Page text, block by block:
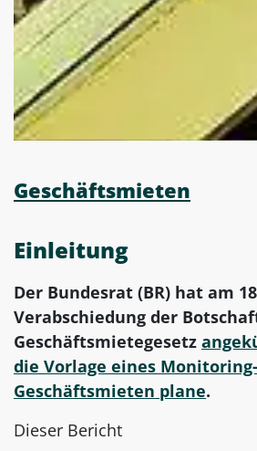
Geschäftsmieten
Einleitung
Der Bundesrat (BR) hat am
Verabschiedung der
Geschäftsmietegesetz
die Vorlage eines
Geschäftsmieten plane.
Dieser Bericht